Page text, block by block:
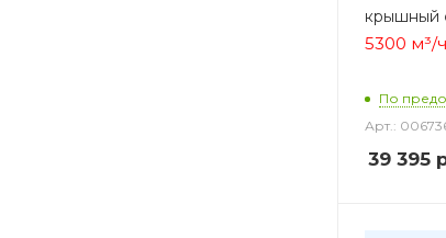
крышный
5300 м³/ч
По
Арт.:
39 395